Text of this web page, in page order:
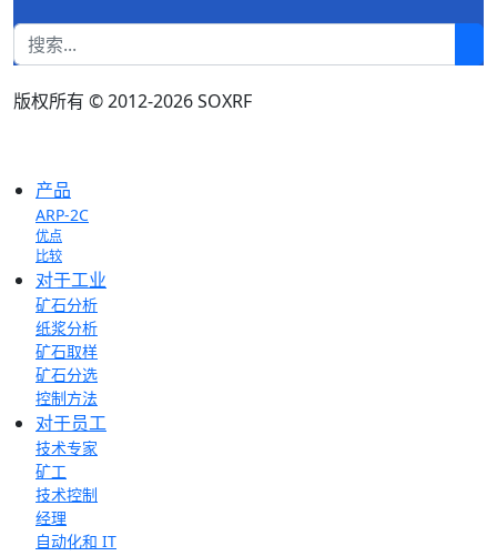
1
版权所有 © 2012-2026 SOXRF
产品
ARP-2C
优点
比较
对于工业
矿石分析
纸浆分析
矿石取样
矿石分选
控制方法
对于员工
技术专家
矿工
技术控制
经理
自动化和 IT